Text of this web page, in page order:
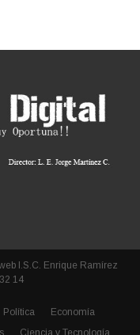
I.S.C. Enrique Ramírez
14
Política
Economía